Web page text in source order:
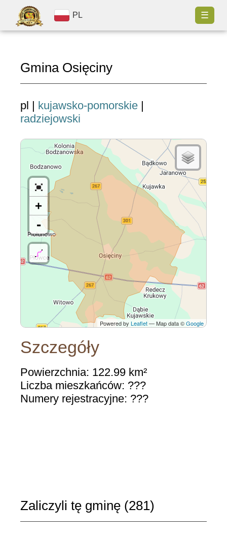
PL ☰
Gmina Osięciny
pl | kujawsko-pomorskie |
radziejowski
+
-
Powered by Leaflet— Map data ©Google
Szczegóły
Powierzchnia: 122.99 km²
Liczba mieszkańców: ???
Numery rejestracyjne: ???
Zaliczyli tę gminę (281)